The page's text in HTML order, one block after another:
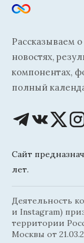
Рассказываем
новостях,
компонентах,
полный
Сайт
лет.
Деятельность
и Instagram)
территории
Москвы от